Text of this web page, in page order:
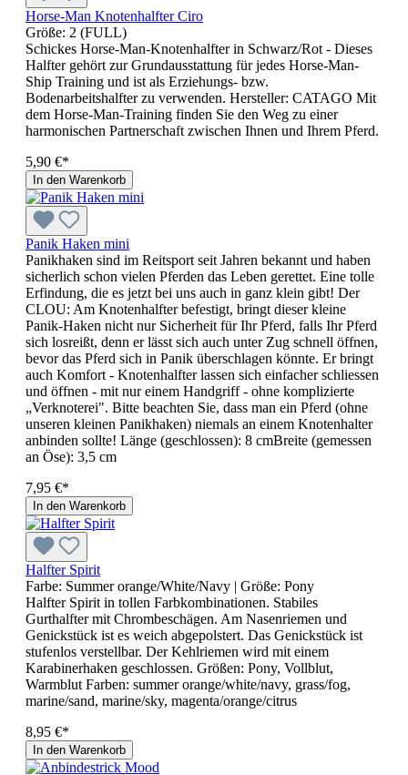
Horse-Man Knotenhalfter Ciro
Größe: 2 (FULL)
Schickes Horse-Man-Knotenhalfter in Schwarz/Rot - Dieses
Halfter gehört zur Grundausstattung für jedes Horse-Man-
Ship Training und ist als Erziehungs- bzw.
Bodenarbeitshalfter zu verwenden. Hersteller: CATAGO Mit
dem Horse-Man-Training finden Sie den Weg zu einer
harmonischen Partnerschaft zwischen Ihnen und Ihrem Pferd.
5,90 €*
In den Warenkorb
Panik Haken mini
Panikhaken sind im Reitsport seit Jahren bekannt und haben
sicherlich schon vielen Pferden das Leben gerettet. Eine tolle
Erfindung, die es jetzt bei uns auch in ganz klein gibt! Der
CLOU: Am Knotenhalfter befestigt, bringt dieser kleine
Panik-Haken nicht nur Sicherheit für Ihr Pferd, falls Ihr Pferd
sich losreißt, denn er lässt sich auch unter Zug schnell öffnen,
bevor das Pferd sich in Panik überschlagen könnte. Er bringt
auch Komfort - Knotenhalfter lassen sich einfacher schliessen
und öffnen - mit nur einem Handgriff - ohne komplizierte
„Verknoterei". Bitte beachten Sie, dass man ein Pferd (ohne
unseren kleinen Panikhaken) niemals an einem Knotenhalter
anbinden sollte! Länge (geschlossen): 8 cmBreite (gemessen
an Öse): 3,5 cm
7,95 €*
In den Warenkorb
Halfter Spirit
Farbe: Summer orange/White/Navy | Größe: Pony
Halfter Spirit in tollen Farbkombinationen. Stabiles
Gurthalfter mit Chrombeschägen. Am Nasenriemen und
Genickstück ist es weich abgepolstert. Das Genickstück ist
stufenlos verstellbar. Der Kehlriemen wird mit einem
Karabinerhaken geschlossen. Größen: Pony, Vollblut,
Warmblut Farben: summer orange/white/navy, grass/fog,
marine/sand, marine/sky, magenta/orange/citrus
8,95 €*
In den Warenkorb